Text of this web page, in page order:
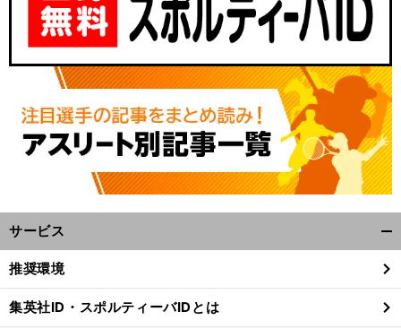
サービス
閉
る
推奨環境
集英社ID・スポルティーバIDとは